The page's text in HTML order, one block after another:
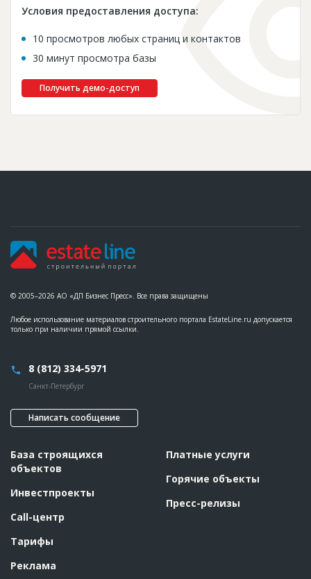
Условия предоставления доступа:
10 просмотров любых страниц и контактов
30 минут просмотра базы
Получить демо-доступ
© 2005–2026 АО «ДП Бизнес Пресс». Все права защищены
Любое использование материалов строительного портала EstateLine.ru допускается
только при наличии прямой ссылки.
8 (812) 334-5971
Санкт-Петербург
Написать сообщение
База строящихся
объектов
Инвестпроекты
Call-центр
Тарифы
Реклама
Платные услуги
Горячие объекты
Пресс-релизы